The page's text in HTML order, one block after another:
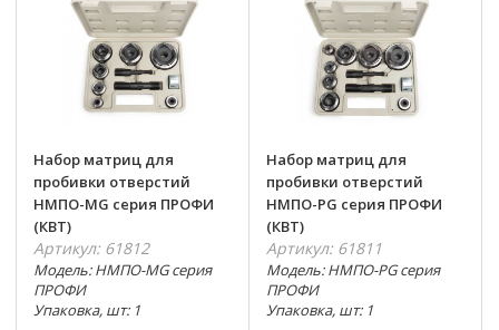
Набор матриц для
пробивки отверстий
НМПО-MG серия ПРОФИ
(КВТ)
Артикул: 61812
Модель: НМПО-MG серия
ПРОФИ
Упаковка, шт: 1
Набор матриц для
пробивки отверстий
НМПО-PG серия ПРОФИ
(КВТ)
Артикул: 61811
Модель: НМПО-PG серия
ПРОФИ
Упаковка, шт: 1